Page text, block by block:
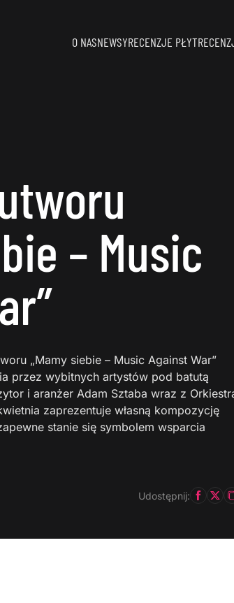
O NASNEWSYRECENZJE PŁYT
– Music
„Mamy siebie – Music Against War”
przez wybitnych artystów pod batutą
i aranżer Adam Sztaba wraz z
zaprezentuje własną kompozycję
stanie się symbolem wsparcia
Udostępnij: